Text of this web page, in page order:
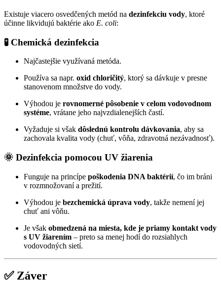
Existuje viacero osvedčených metód na dezinfekciu vody, ktoré
účinne likvidujú baktérie ako E. coli:
🧪 Chemická dezinfekcia
Najčastejšie využívaná metóda.
Používa sa napr. oxid chloričitý, ktorý sa dávkuje v presne
stanovenom množstve do vody.
Výhodou je rovnomerné pôsobenie v celom vodovodnom
systéme, vrátane jeho najvzdialenejších častí.
Vyžaduje si však dôslednú kontrolu dávkovania, aby sa
zachovala kvalita vody (chuť, vôňa, zdravotná nezávadnosť).
🌞 Dezinfekcia pomocou UV žiarenia
Funguje na princípe poškodenia DNA baktérií, čo im bráni
v rozmnožovaní a prežití.
Výhodou je bezchemická úprava vody, takže nemení jej
chuť ani vôňu.
Je však obmedzená na miesta, kde je priamy kontakt vody
s UV žiarením – preto sa menej hodí do rozsiahlych
vodovodných sietí.
✅ Záver